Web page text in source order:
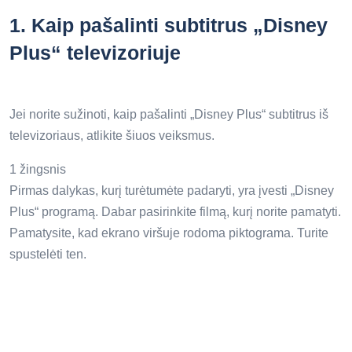
1. Kaip pašalinti subtitrus „Disney
Plus“ televizoriuje
Jei norite sužinoti, kaip pašalinti „Disney Plus“ subtitrus iš
televizoriaus, atlikite šiuos veiksmus.
1 žingsnis
Pirmas dalykas, kurį turėtumėte padaryti, yra įvesti „Disney
Plus“ programą. Dabar pasirinkite filmą, kurį norite pamatyti.
Pamatysite, kad ekrano viršuje rodoma piktograma. Turite
spustelėti ten.